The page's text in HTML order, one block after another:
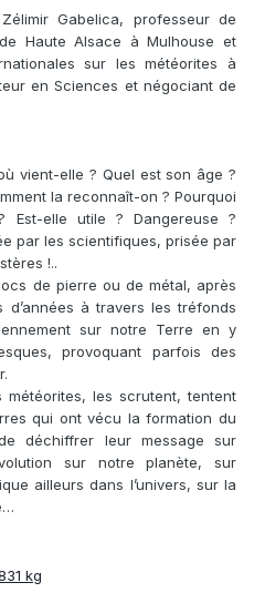
Gabelica, professeur de
Haute Alsace à Mulhouse et
sur les météorites à
en Sciences et négociant de
vient-elle ? Quel est son âge ?
la reconnaît-on ? Pourquoi
Est-elle utile ? Dangereuse ?
par les scientifiques, prisée par
!..
de pierre ou de métal, après
à travers les tréfonds
sur notre Terre en y
provoquant parfois des
météorites, les scrutent, tentent
qui ont vécu la formation du
déchiffrer leur message sur
sur notre planète, sur
ailleurs dans l’univers, sur la